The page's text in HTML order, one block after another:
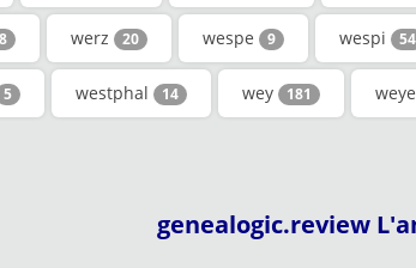
werz 20 wespe 9 wespi 54
5 westphal 14 wey 181
genealogic.review